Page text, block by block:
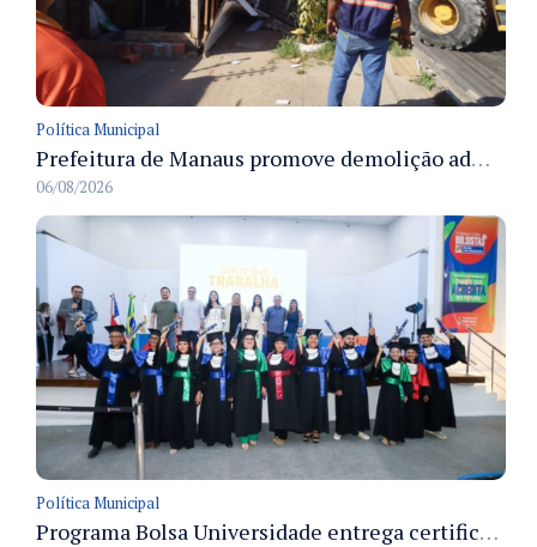
Política Municipal
Prefeitura de Manaus promove demolição administrativa de cinco estruturas que ocupavam calçada pública
06/08/2026
Política Municipal
Programa Bolsa Universidade entrega certificados a formandos em Manaus na sede do Executivo municipal